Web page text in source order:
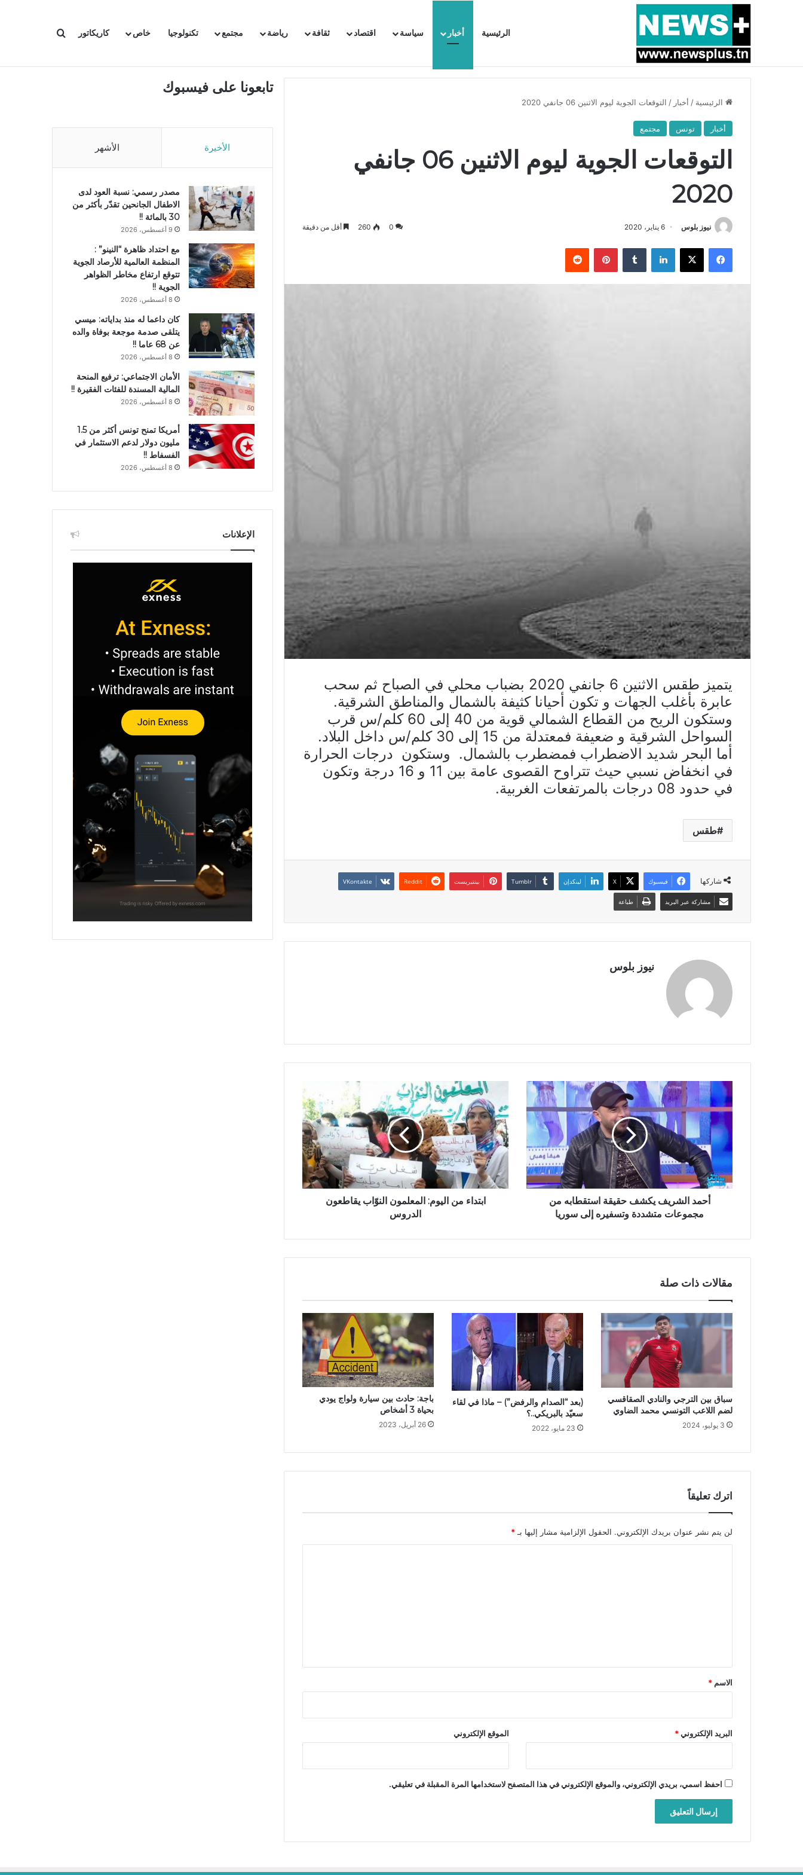
الرئيسية أخبار سياسة اقتصاد ثقافة رياضة مجتمع تكنولوجيا خاص كاريكاتور بحث عن
أخبار عاجلة بسبب المرزوقي وبتكليف من سعيّد: الخارجية تستدعي السفيرة الفرنسية بتونس وتبلغها احتجاجا شديد اللهجة !!
الرئيسية / أخبار / التوقعات الجوية ليوم الاثنين 06 جانفي 2020
أخبار تونس مجتمع
التوقعات الجوية ليوم الاثنين 06 جانفي
2020
نيوز بلوس 6 يناير، 2020 0
260 أقل من دقيقة
فيسبوك X لينكدإن بينتيريست
يتميز طقس الاثنين 6 جانفي 2020 بضباب محلي في الصباح ثم سحب
عابرة بأغلب الجهات و تكون أحيانا كثيفة بالشمال والمناطق الشرقية.
وستكون الريح من القطاع الشمالي قوية من 40 إلى 60 كلم/س قرب
السواحل الشرقية و ضعيفة فمعتدلة من 15 إلى 30 كلم/س داخل البلاد.
أما البحر شديد الاضطراب فمضطرب بالشمال. وستكون درجات الحرارة
في انخفاض نسبي حيث تتراوح القصوى عامة بين 11 و 16 درجة وتكون
في حدود 08 درجات بالمرتفعات الغربية.
طقس
شاركها فيسبوك X لينكدإن بينتيريست
مشاركة عبر البريد طباعة
نيوز بلوس
أحمد الشريف يكشف حقيقة استقطابه من
مجموعات متشددة وتسفيره إلى سوريا
ابتداء من اليوم: المعلمون النوّاب يقاطعون
الدروس
مقالات ذات صلة
سباق بين الترجي والنادي الصقاقسي
لضم اللاعب التونسي محمد الضاوي
3 يوليو، 2024
(بعد “الصدام والرفض”) – ماذا في لقاء
سعيّد بالبريكي..؟
23 مايو، 2022
باجة: حادث بين سيارة ولواج يودي
بحياة 3 أشخاص
26 أبريل، 2023
اترك تعليقاً
لن يتم نشر عنوان بريدك الإلكتروني. الحقول الإلزامية مشار إليها بـ *
*
الاسم *
البريد الإلكتروني* الموقع الإلكتروني
احفظ اسمي، بريدي الإلكتروني، والموقع الإلكتروني في هذا المتصفح لاستخدامها المرة المقبلة في تعليقي.
تابعونا على فيسبوك
الأخيرة الأشهر
مصدر رسمي: نسبة العود لدى
الاطفال الجانحين تقدّر بأكثر من
30 بالمائة !!
9 أغسطس، 2026
مع احتداد ظاهرة “النينو” :
المنظمة العالمية للأرصاد الجوية
تتوقع ارتفاع مخاطر الظواهر
الجوية !!
8 أغسطس، 2026
كان داعما له منذ بداياته: ميسي
يتلقى صدمة موجعة بوفاة والده
عن 68 عاما !!
8 أغسطس، 2026
الأمان الاجتماعي: ترفيع المنحة
المالية المسندة للفئات الفقيرة !!
8 أغسطس، 2026
أمريكا تمنح تونس أكثر من 1.5
مليون دولار لدعم الاستثمار في
الفسفاط !!
8 أغسطس، 2026
الإعلانات